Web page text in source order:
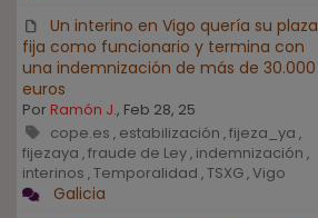
Un interino en Vigo quería su plaza
fija como funcionario y termina con
una indemnización de más de 30.000
euros
Por Ramón J., Feb 28, 25
cope.es , estabilización , fijeza_ya ,
fijezaya ,fraude de Ley, indemnización ,
interinos ,Temporalidad ,TSXG,Vigo
Galicia